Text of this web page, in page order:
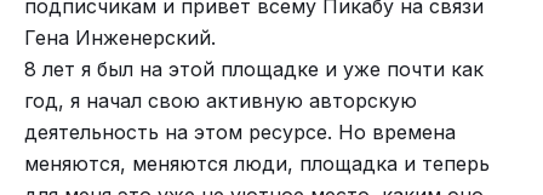
Однако Князь Тьмы горит желанием проститься
с публикой со сцены. Они организуют ему пару
концертов на малой родине - в Бирмингеме.
Несмотря на общее состояние здоровья, его
голос всё так же силён, что показал
прошлогодний альбом. Сейчас Оззи берет уроки
подписчикам и привет всему Пикабу на связи
Гена Инженерский.
8 лет я был на этой площадке и уже почти как
год, я начал свою активную авторскую
деятельность на этом ресурсе. Но времена
меняются, меняются люди, площадка и теперь